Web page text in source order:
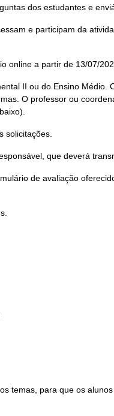
dos estudantes e
e participam da
online a partir de 13/07/
II ou do Ensino Médio.
O professor ou
solicitações.
que deverá
de avaliação
temas, para que os